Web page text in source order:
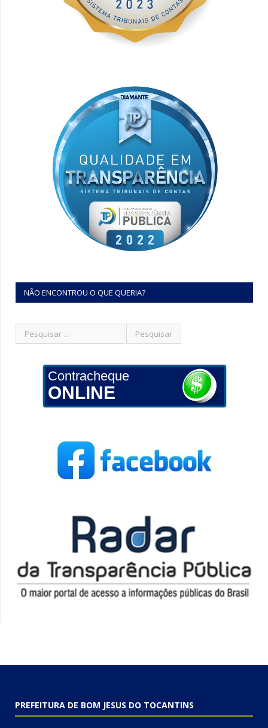
NÃO ENCONTROU O QUE QUERIA?
Contracheque
ONLINE
PREFEITURA DE BOM JESUS DO TOCANTINS